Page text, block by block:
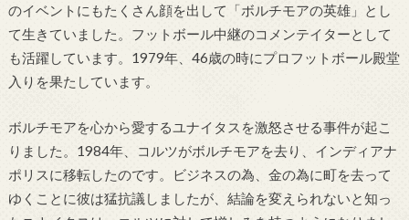
のイベントにもたくさん顔を出して「ボルチモアの英雄」とし
て生きていました。フットボール中継のコメンテイターとして
も活躍しています。1979年、46歳の時にプロフットボール殿堂
入りを果たしています。
ボルチモアを心から愛するユナイタスを激怒させる事件が起こ
りました。1984年、コルツがボルチモアを去り、インディアナ
ポリスに移転したのです。ビジネスの為、金の為に町を去って
ゆくことに彼は猛抗議しましたが、結論を変えられないと知っ